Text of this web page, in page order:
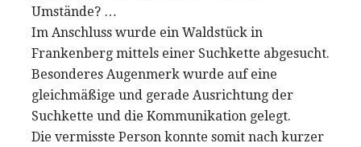
Umstände? …
Im Anschluss wurde ein Waldstück in
Frankenberg mittels einer Suchkette abgesucht.
Besonderes Augenmerk wurde auf eine
gleichmäßige und gerade Ausrichtung der
Suchkette und die Kommunikation gelegt.
Die vermisste Person konnte somit nach kurzer